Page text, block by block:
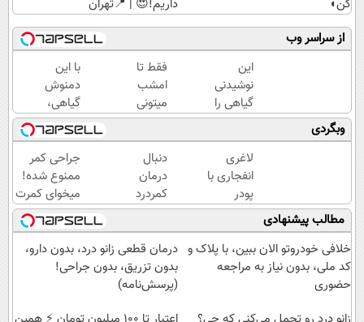
کن◖
داریم!😍 | 📍تهران
از سراسر وب
این
نوشیدنی
گیاهی را
بنوشید تا
از بیماری
های کبد
پیشگیری
کنید
فقط تا
امشب
میتونی
این
نوشیدنی
سم
زدای
کبد رو با
55%
تخفیف
بخری
با این
دمنوش
گیاهی،
دور کبد
چرب رو
خط
بکش!
وبگردی
لاغری
انفجاری با
پودر
جلبک که
غذای
فضانوردان
هم
دنبال
درمان
کمردرد
نگرد❗
راهکارش
رو پیدا
کردیم
جراحی کمر
ممنوع شده!
میخوای کمرت
رو در منزل
درمان کنی؟
((پرسش‌نامه))
مطالب پیشنهادی
خلافی خودروتو الان ببین، با پلاک و
کد ملی، بدون نیاز به مراجعه
حضوری
درمان قطعی زانو درد، بدون دارو،
بدون تزریق، بدون جراحی!
(پرسش‌نامه)